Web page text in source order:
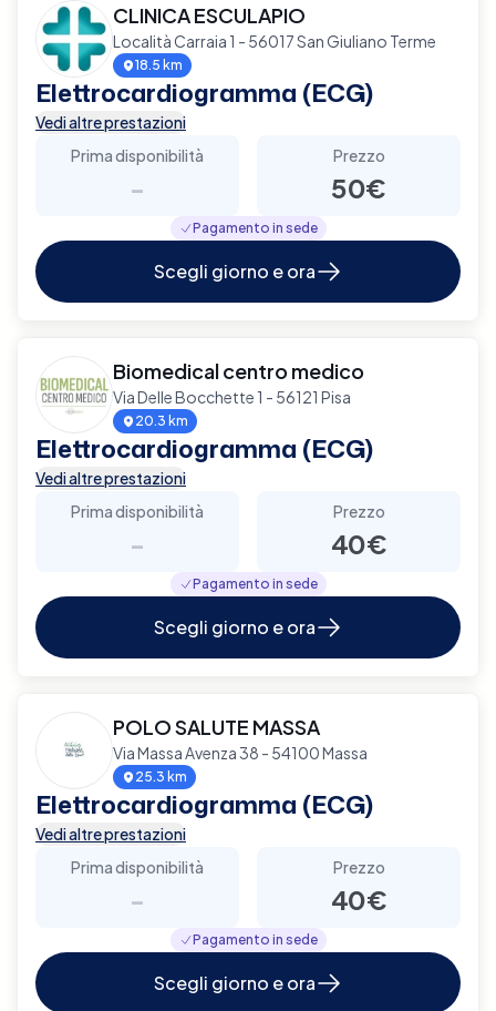
CLINICA ESCULAPIO
Località Carraia 1 - 56017 San Giuliano Terme
18.5 km
Elettrocardiogramma (ECG)
Vedi altre prestazioni
Prima disponibilità
-
Prezzo
50€
Pagamento in sede
Scegli giorno e ora
Biomedical centro medico
Via Delle Bocchette 1 - 56121 Pisa
20.3 km
Elettrocardiogramma (ECG)
Vedi altre prestazioni
Prima disponibilità
-
Prezzo
40€
Pagamento in sede
Scegli giorno e ora
POLO SALUTE MASSA
Via Massa Avenza 38 - 54100 Massa
25.3 km
Elettrocardiogramma (ECG)
Vedi altre prestazioni
Prima disponibilità
-
Prezzo
40€
Pagamento in sede
Scegli giorno e ora